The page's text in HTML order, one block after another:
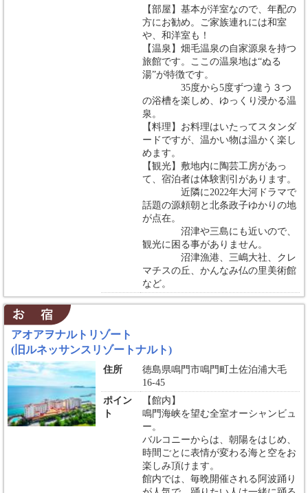
【部屋】基本が洋室なので、年配の
方にお勧め。ご家族連れには和室
や、和洋室も！
【温泉】畑毛温泉の自家源泉を持つ
旅館です。ここの温泉地は“ぬる
湯”が特徴です。
35度から5度ずつ違う３つ
の浴槽を楽しめ、ゆっくり浸かる温
泉。
【料理】お料理はいたってスタンダ
ードですが、温かい物は温かく楽し
めます。
【観光】敷地内に陶芸工房があっ
て、宿泊者は体験割引があります。
近隣に2022年大河ドラマで
話題の源頼朝と北条政子ゆかりの地
が点在。
沼津や三島にも近いので、
観光に困る事がありません。
沼津漁港、三嶋大社、クレ
マチスの丘、かんなみ仏の里美術館
など。
アオアヲナルトリゾート
(旧ルネッサンスリゾートナルト)
住所
徳島県鳴門市鳴門町土佐泊浦大毛
16-45
ポイン
ト
【館内】
鳴門海峡を望む全室オーシャンビュ
ー。
バルコニーからは、朝陽をはじめ、
時間ごとに表情が変わる海と空をお
楽しみ頂けます。
館内では、毎晩開催される阿波踊り